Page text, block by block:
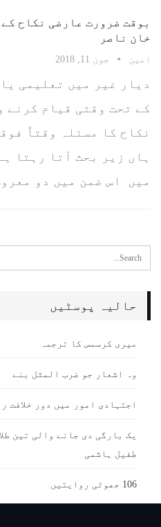
بوقت ضرورت عارضی نکاح
خان ناصر
امین جون 11, 2018
دیار غیر میں تعلیمی
کے تحت وقتی قیام کرنے
نکاح کا مسئلہ وقتاً‌
ہاں زیر بحث آتا رہتا
میں اس ضمن میں دو
حالیہ پوسٹیں
میری کرسمس کا ترجمہ
وہ اشعار جو ضرب المثل بنے
اجتہادی امور میں دور خلافت
یک بارگی دی جانے والی تین
طفیل ہاشمی
106 جھوٹی روایتیں